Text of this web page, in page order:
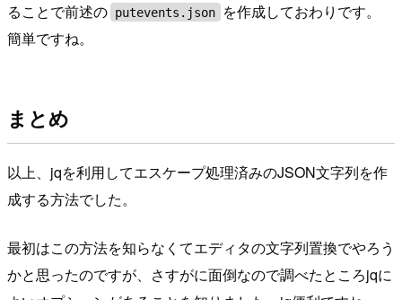
ることで前述の putevents.json
を作成しておわりです。
簡単ですね。
まとめ
以上、jqを利用してエスケープ処理済みのJSON文字列を作
成する方法でした。
最初はこの方法を知らなくてエディタの文字列置換でやろう
かと思ったのですが、さすがに面倒なので調べたところjqに